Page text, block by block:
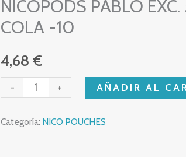
NICOPODS PABLO
COLA -10
4,68 €
-
PABLO
EXC.
CHERRY
COLA
cantidad
+ AÑADIR AL
Categoría: NICO POUCHES